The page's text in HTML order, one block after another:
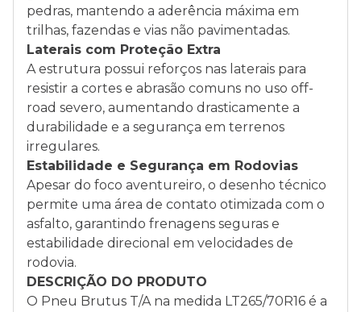
pedras, mantendo a aderência máxima em
trilhas, fazendas e vias não pavimentadas.
Laterais com Proteção Extra
A estrutura possui reforços nas laterais para
resistir a cortes e abrasão comuns no uso off-
road severo, aumentando drasticamente a
durabilidade e a segurança em terrenos
irregulares.
Estabilidade e Segurança em Rodovias
Apesar do foco aventureiro, o desenho técnico
permite uma área de contato otimizada com o
asfalto, garantindo frenagens seguras e
estabilidade direcional em velocidades de
rodovia.
DESCRIÇÃO DO PRODUTO
O Pneu Brutus T/A na medida LT265/70R16 é a